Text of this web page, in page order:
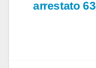
arrestato